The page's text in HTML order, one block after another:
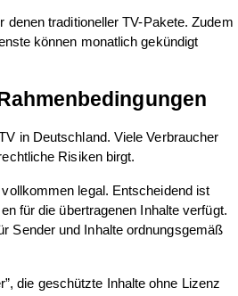
denen traditioneller TV-Pakete. Zudem
können monatlich gekündigt
in Deutschland. Viele Verbraucher
Risiken birgt.
legal. Entscheidend ist
für die übertragenen Inhalte verfügt.
Sender und Inhalte ordnungsgemäß
die geschützte Inhalte ohne Lizenz